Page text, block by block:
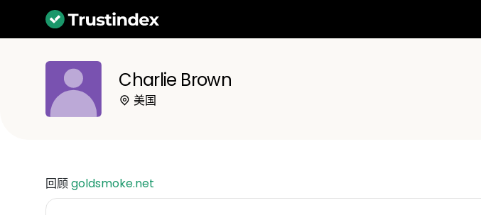
Charlie Brown
美国
回顾goldsmoke.net